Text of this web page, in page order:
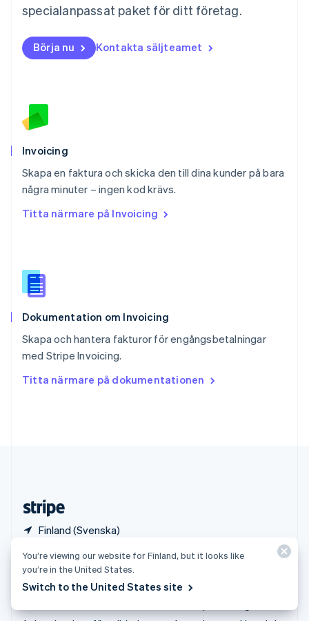
specialanpassat paket för ditt företag.
Börja nu Kontakta säljteamet
Invoicing
Skapa en faktura och skicka den till dina kunder på bara
några minuter – ingen kod krävs.
Titta närmare på Invoicing
Dokumentation om Invoicing
Skapa och hantera fakturor för engångsbetalningar
med Stripe Invoicing.
Titta närmare på dokumentationen
Finland (Svenska)
Norge
Nya Zeeland
English
Polen
Português
Rumänien
Schweiz
Deutsch
Singapore
English 简体中文
English
Español
Storbritannien
Sverige
Thailand
ไทยEnglish
English
Produkter och priser
Priser
Lösningar
Storföretag
You’re viewing our website for Finland, but it looks like
you’re in the United States.
Switch to the United States site